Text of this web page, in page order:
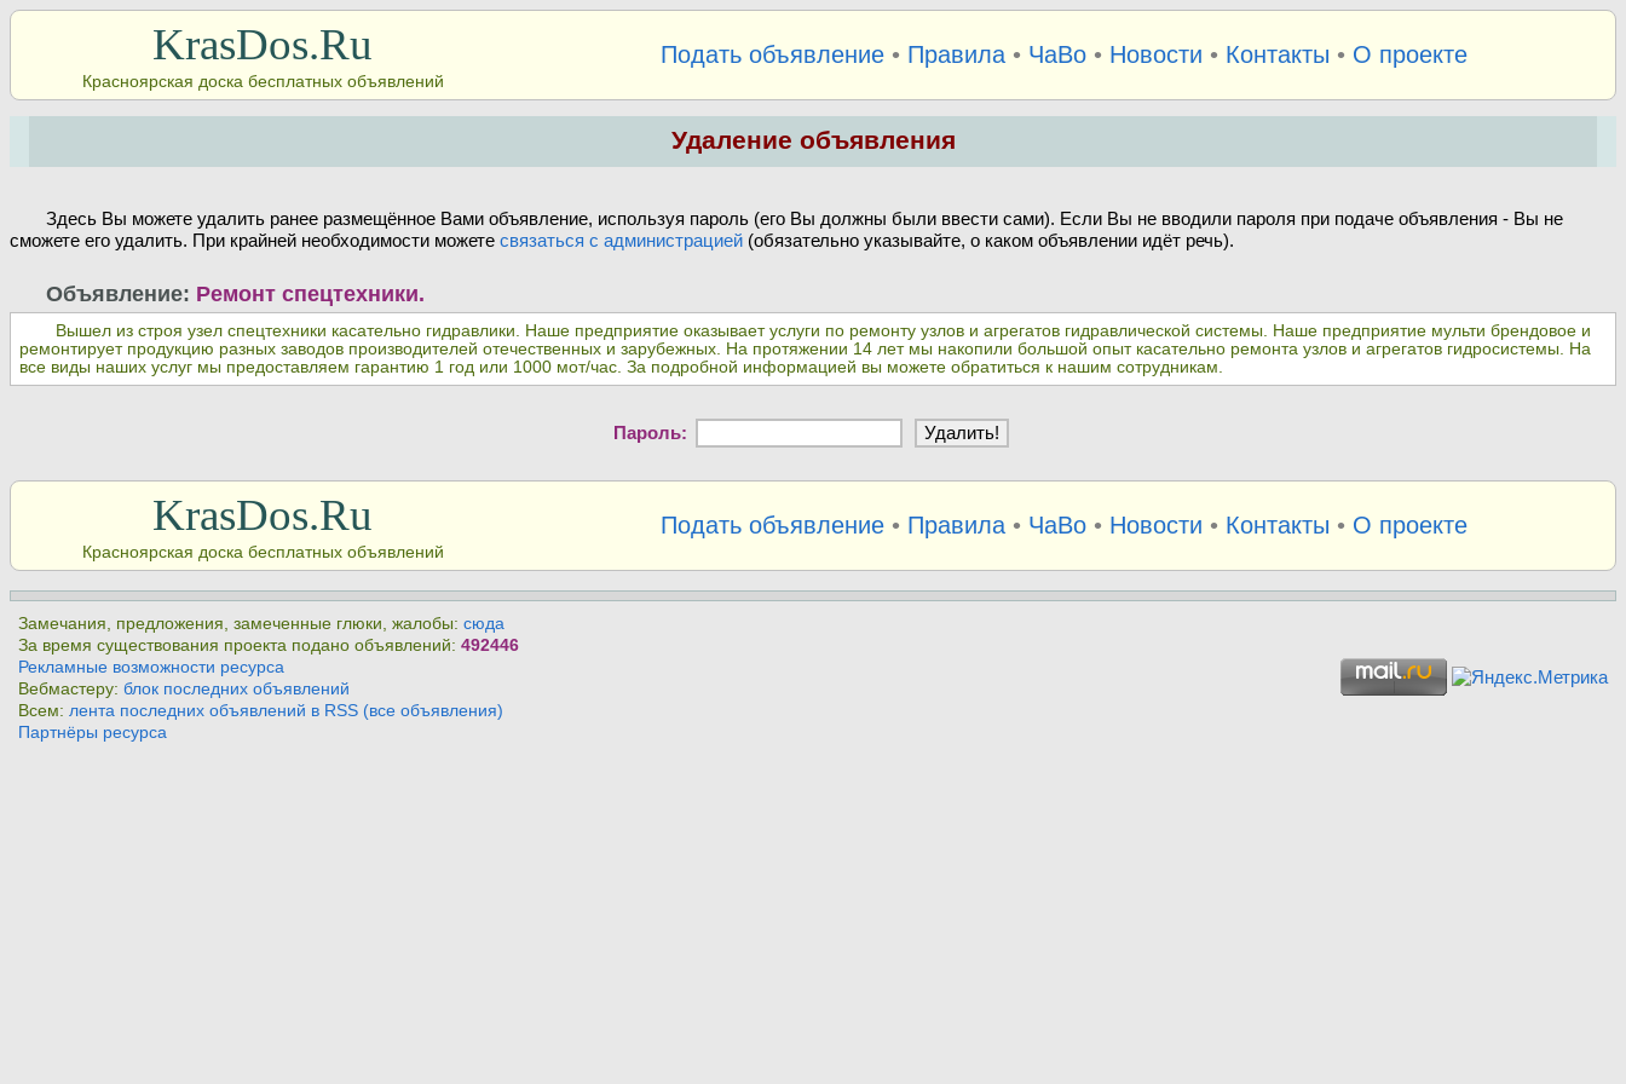
KrasDos.Ru
Красноярская доска бесплатных объявлений
Подать объявление• Правила• ЧаВо• Новости • Контакты • О проекте
Удаление объявления
Здесь Вы можете удалить ранее размещённое Вами объявление, используя пароль (его Вы должны были ввести сами). Если Вы не вводили пароля при подаче объявления - Вы не
сможете его удалить. При крайней необходимости можете связаться с администрацией(обязательно указывайте, о каком объявлении идёт речь).
Объявление: Ремонт спецтехники.
Вышел из строя узел спецтехники касательно гидравлики. Наше предприятие оказывает услуги по ремонту узлов и агрегатов гидравлической системы. Наше предприятие мульти брендовое и
ремонтирует продукцию разных заводов производителей отечественных и зарубежных. На протяжении 14 лет мы накопили большой опыт касательно ремонта узлов и агрегатов гидросистемы. На
все виды наших услуг мы предоставляем гарантию 1 год или 1000 мот/час. За подробной информацией вы можете обратиться к нашим сотрудникам.
Пароль:
KrasDos.Ru
Красноярская доска бесплатных объявлений
Подать объявление• Правила• ЧаВо• Новости • Контакты • О проекте
Замечания, предложения, замеченные глюки, жалобы: сюда
За время существования проекта подано объявлений: 492446
Рекламные возможности ресурса
Вебмастеру: блок последних объявлений
Всем: лента последних объявлений в RSS (все объявления)
Партнёры ресурса